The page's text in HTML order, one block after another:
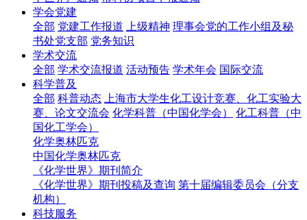
学会党建
全部 党建工作报道 上级精神 理事会党的工作小组及秘
书处党支部 党务知识
学术交流
全部 学术交流报道 活动预告 学术年会 国际交流
科学普及
全部 科普动态
上海市大学生化工设计竞赛、化工实验大
赛、论文交流会 化学科普（中国化学会）
化工科普（中
国化工学会）
化学奥林匹克
中国化学奥林匹克
《化学世界》期刊简介
《化学世界》期刊投稿及查询 第十届编辑委员会（分支
机构）
科技服务